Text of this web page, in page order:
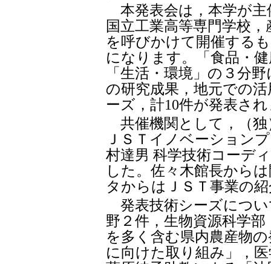
本発表会は，本学が主
国立工業高等専門学校
を呼びかけて開催する
になります。「食品・
「生活・環境」の３分
の研究成果，地元での
ーズ，計10件が発表さ
共催機関として，（独
ＪＳＴイノベーション
村達男 科学技術コーデ
した。佐々木館長から
タからはＪＳＴ事業の
発表技術シーズについ
野２件，生物資源科学
を多く含む県内農産物
に向けた取り組み」，